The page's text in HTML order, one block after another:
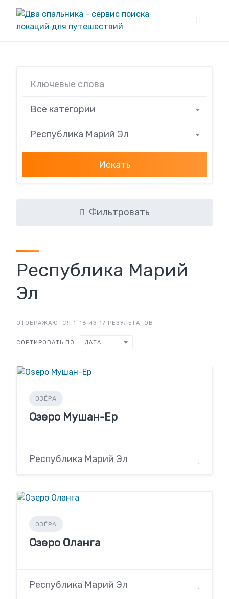
content
Все категории
Республика Марий Эл
Искать
Фильтровать
Республика Марий
Эл
ОТОБРАЖАЮТСЯ 1-16 ИЗ 17 РЕЗУЛЬТАТОВ
СОРТИРОВАТЬ ПО ДАТА
ОЗЁРА
Озеро Мушан-Ер
Республика Марий Эл
ОЗЁРА
Озеро Оланга
Республика Марий Эл